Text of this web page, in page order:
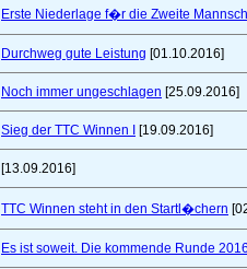
Erste Niederlage f�r die Zweite
Durchweg gute Leistung [01.10.2016]
Noch immer ungeschlagen [25.09.2016]
Sieg der TTC Winnen I [19.09.2016]
[13.09.2016]
TTC Winnen steht in den Startl�chern
Es ist soweit. Die kommende Runde